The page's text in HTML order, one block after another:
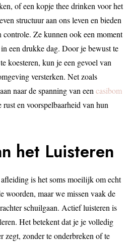
of een kopje thee drinken voor het
structuur aan ons leven en bieden
controle. Ze kunnen ook een moment
een drukke dag. Door je bewust te
koesteren, kun je een gevoel van
versterken. Net zoals
naar de spanning van eencasibom
en voorspelbaarheid van hun
het Luisteren
is het soms moeilijk om echt
woorden, maar we missen vaak de
schuilgaan. Actief luisteren is
Het betekent dat je je volledig
zegt, zonder te onderbreken of te